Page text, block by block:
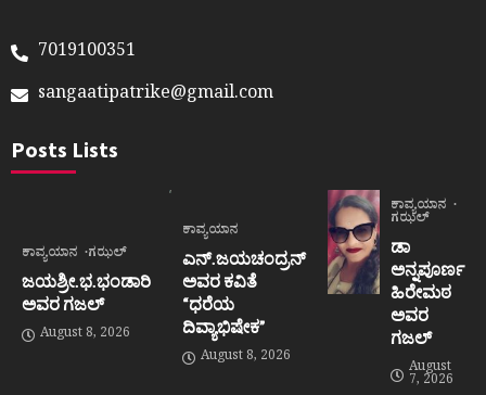
7019100351
sangaatipatrike@gmail.com
Posts Lists
ಕಾವ್ಯಯಾನ ಗಝಲ್
ಜಯಶ್ರೀ.ಭ.ಭಂಡಾರಿ
ಅವರ ಗಜಲ್
August 8, 2026
ಕಾವ್ಯಯಾನ
ಎನ್.ಜಯಚಂದ್ರನ್
ಅವರ ಕವಿತೆ
“ಧರೆಯ
ದಿವ್ಯಾಭಿಷೇಕ”
August 8, 2026
ಕಾವ್ಯಯಾನ
ಗಝಲ್
ಡಾ
ಅನ್ನಪೂರ್ಣ
ಹಿರೇಮಠ
ಅವರ
ಗಜಲ್
August
7, 2026